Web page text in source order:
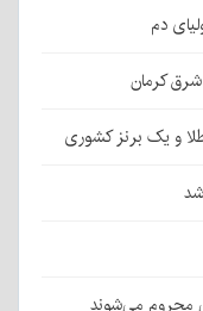
دم
کرمان
و یک برنز کشوری
محروم می‌شوند